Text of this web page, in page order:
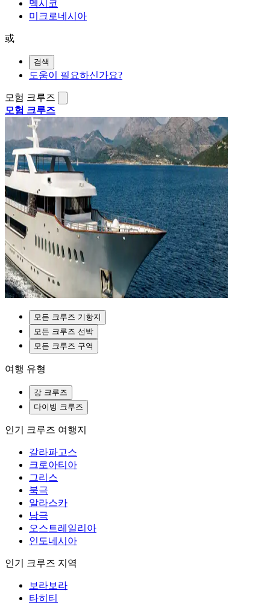
멕시코
미크로네시아
或
검색
도움이 필요하신가요?
모험 크루즈
모험 크루즈
모든 크루즈 기항지
모든 크루즈 선박
모든 크루즈 구역
여행 유형
강 크루즈
다이빙 크루즈
인기 크루즈 여행지
갈라파고스
크로아티아
그리스
북극
알라스카
남극
오스트레일리아
인도네시아
인기 크루즈 지역
보라보라
타히티